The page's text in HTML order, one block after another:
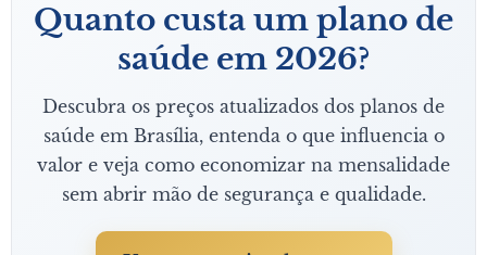
Quanto custa um plano de
saúde em 2026?
Descubra os preços atualizados dos planos de
saúde em Brasília, entenda o que influencia o
valor e veja como economizar na mensalidade
sem abrir mão de segurança e qualidade.